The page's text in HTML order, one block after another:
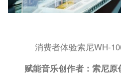
消费者体验索尼WH-
赋能音乐创作者：索尼